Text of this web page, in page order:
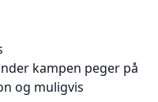
kampen peger på
og muligvis